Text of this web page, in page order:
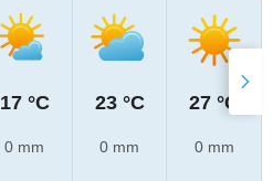
17 °C
0 mm
23 °C
0 mm
27 °C
0 mm